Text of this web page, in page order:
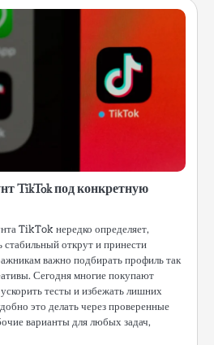
TikTok под конкретную
TikTok нередко определяет,
стабильный открут и принести
важно подбирать профиль так
Сегодня многие покупают
тесты и избежать лишних
это делать через проверенные
варианты для любых задач,